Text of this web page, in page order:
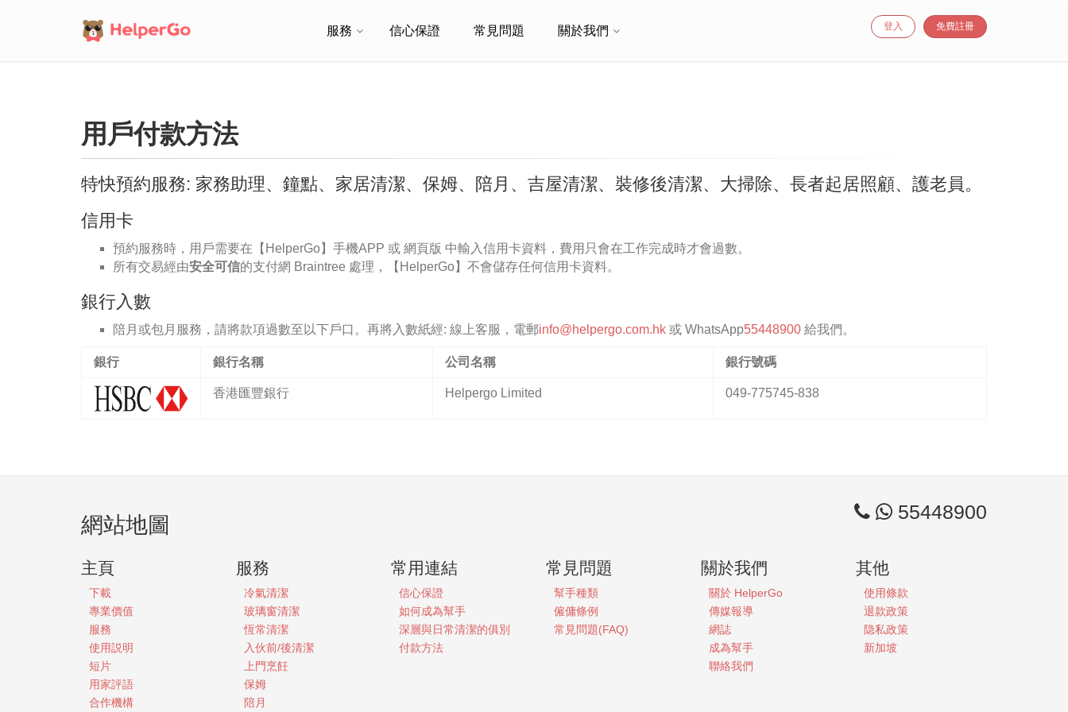
服務 信心保證 常見問題 關於我們 登入 免費註冊
用戶付款方法
特快預約服務: 家務助理、鐘點、家居清潔、保姆、陪月、吉屋清潔、裝修後清潔、大掃除、長者起居照顧、護老員。
信用卡
預約服務時，用戶需要在【HelperGo】手機APP 或 網頁版 中輸入信用卡資料，費用只會在工作完成時才會過數。
所有交易經由安全可信的支付網 Braintree 處理，【HelperGo】不會儲存任何信用卡資料。
銀行入數
陪月或包月服務，請將款項過數至以下戶口。再將入數紙經: 線上客服，電郵info@helpergo.com.hk 或 WhatsApp55448900 給我們。
銀行 銀行名稱 公司名稱 銀行號碼
香港匯豐銀行 Helpergo Limited 049-775745-838
網站地圖
55448900
主頁
下載
專業價值
服務
使用説明
短片
用家評語
合作機構
服務
冷氣清潔
玻璃窗清潔
恆常清潔
入伙前/後清潔
上門烹飪
保姆
陪月
常用連結
信心保證
如何成為幫手
深層與日常清潔的俱別
付款方法
常見問題
幫手種類
僱傭條例
常見問題(FAQ)
關於我們
關於 HelperGo
傳媒報導
網誌
成為幫手
聯絡我們
其他
使用條款
退款政策
隐私政策
新加坡